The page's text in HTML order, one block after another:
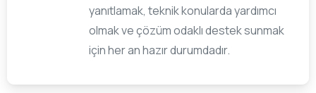
yanıtlamak, teknik konularda yardımcı
olmak ve çözüm odaklı destek sunmak
için her an hazır durumdadır.